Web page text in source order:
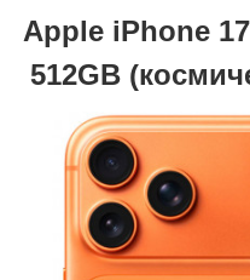
Apple iPhone
512GB